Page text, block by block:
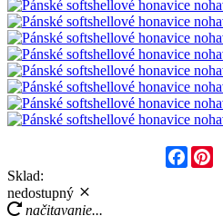
Sklad:
nedostupný
načitavanie...